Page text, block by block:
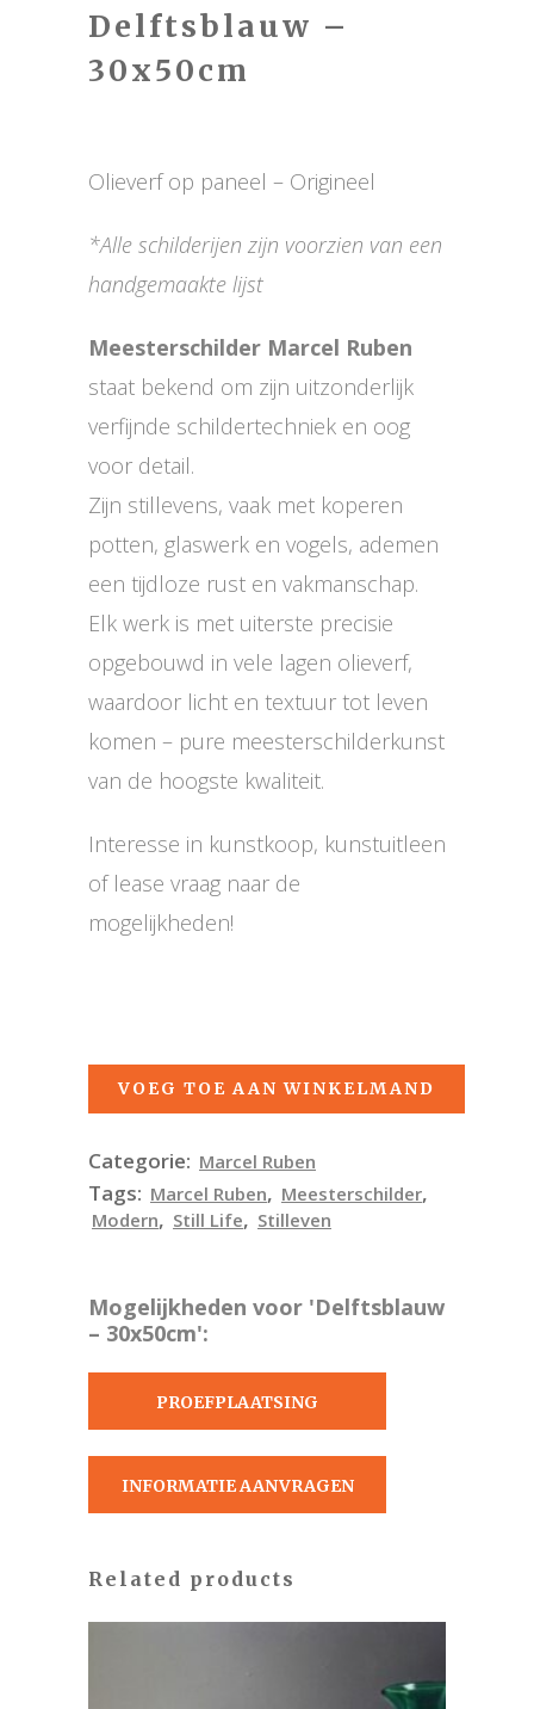
Delftsblauw –
30x50cm
Olieverf op paneel – Origineel
*Alle schilderijen zijn voorzien van een
handgemaakte lijst
Meesterschilder Marcel Ruben
staat bekend om zijn uitzonderlijk
verfijnde schildertechniek en oog
voor detail.
Zijn stillevens, vaak met koperen
potten, glaswerk en vogels, ademen
een tijdloze rust en vakmanschap.
Elk werk is met uiterste precisie
opgebouwd in vele lagen olieverf,
waardoor licht en textuur tot leven
komen – pure meesterschilderkunst
van de hoogste kwaliteit.
Interesse in kunstkoop, kunstuitleen
of lease vraag naar de
mogelijkheden!
VOEG TOE AAN WINKELMAND
Categorie: Marcel Ruben
Tags: Marcel Ruben, Meesterschilder,
Modern, Still Life, Stilleven
Mogelijkheden voor 'Delftsblauw
– 30x50cm':
PROEFPLAATSING
INFORMATIE AANVRAGEN
Related products